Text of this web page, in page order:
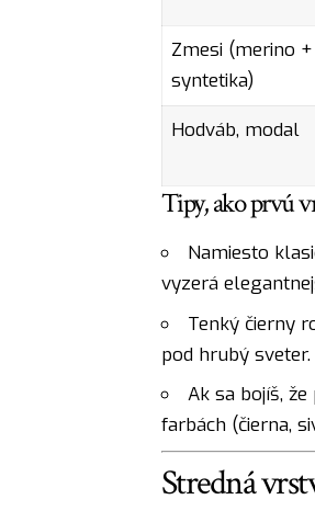
Zmesi (merino +
syntetika)
Hodváb, modal
Tipy, ako prvú
Namiesto
vyzerá
Tenký čierny
pod hrubý sveter.
Ak sa bojíš,
farbách (čierna,
Stredná